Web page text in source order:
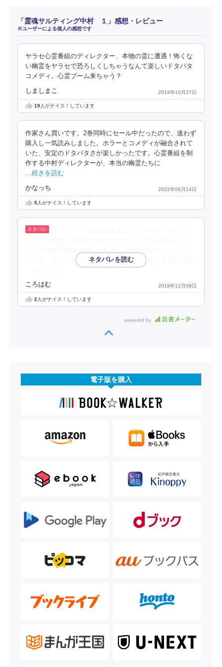
「霊魂サルティング中村 １」感想・レビュー
※ユーザーによる個人の感想です
ヤラセ心霊番組のディレクター、本物の霊に遭遇！怖くな
い幽霊をヤラセで恐ろしくしちゃうなんて楽しいドタバタ
コメディ。心霊ブーム来ちゃう？
しましまこ 2019年10月27日
19人がナイス！しています
作家さん買いです。2巻同時にセール中だったので、迷わず
購入し一気読みしました。ホラーとコメディが融合されて
いた、安定のドタバタさが楽しかったです。心霊番組を制
作する中村ディレクターが、本当の幽霊たちに
…続きを読む
かなっち 2022年06月14日
5人がナイス！しています
はっきり霊が写るようになってしまい怖さを出すために霊
ころはむ 2019年12月08日
2 人がナイス！しています
powered by
電子版を購入